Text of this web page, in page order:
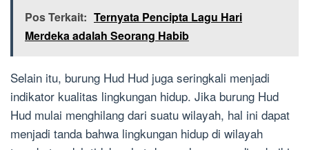
Pos Terkait: Ternyata Pencipta Lagu Hari
Merdeka adalah Seorang Habib
Selain itu, burung Hud Hud juga seringkali menjadi
indikator kualitas lingkungan hidup. Jika burung Hud
Hud mulai menghilang dari suatu wilayah, hal ini dapat
menjadi tanda bahwa lingkungan hidup di wilayah